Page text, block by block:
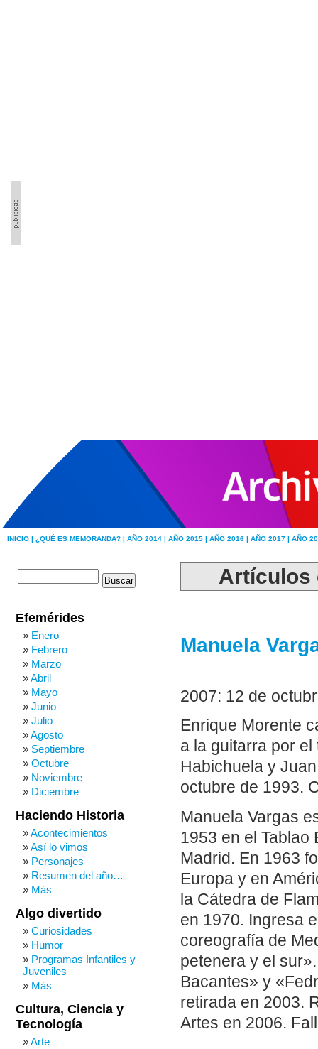
INICIO | ¿QUÉ ES MEMORANDA? | AÑO 2014 | AÑO 2015 | AÑO 2016 | AÑO 2017 | AÑO
Artículos
Manuela
2007: 12 de
Enrique Morente
a la guitarra por
Habichuela y
octubre de 1993.
Manuela Vargas
1953 en el Tablao
Madrid. En 1963
Europa y en
la Cátedra de
en 1970. Ingresa
coreografía de
petenera y el
Bacantes» y
retirada en 2003.
Artes en 2006.
Efemérides
Enero
Febrero
Marzo
Abril
Mayo
Junio
Julio
Agosto
Septiembre
Octubre
Noviembre
Diciembre
Haciendo Historia
Acontecimientos
Así lo vimos
Personajes
Resumen del año…
Más
Algo divertido
Curiosidades
Humor
Programas Infantiles y
Juveniles
Más
Cultura, Ciencia y
Tecnología
Arte